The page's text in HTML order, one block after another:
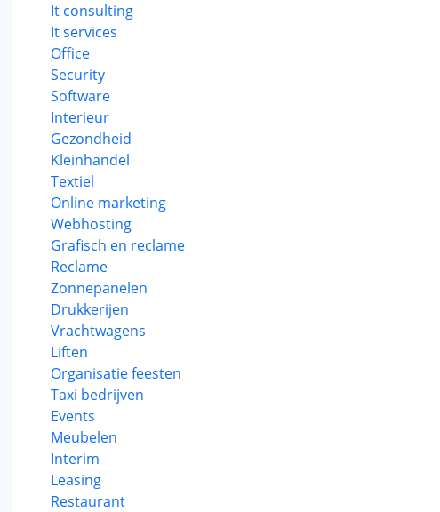
It consulting
It services
Office
Security
Software
Interieur
Gezondheid
Kleinhandel
Textiel
Online marketing
Webhosting
Grafisch en reclame
Reclame
Zonnepanelen
Drukkerijen
Vrachtwagens
Liften
Organisatie feesten
Taxi bedrijven
Events
Meubelen
Interim
Leasing
Restaurant